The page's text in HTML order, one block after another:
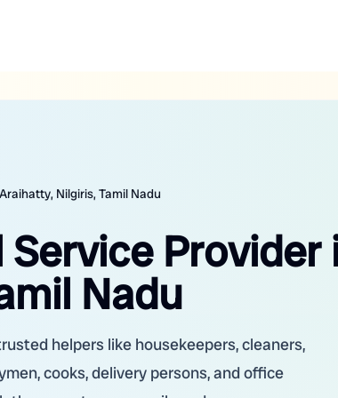
Nilgiris, Tamil Nadu
Provider
Nadu
helpers like housekeepers, cleaners,
cooks, delivery persons, and office